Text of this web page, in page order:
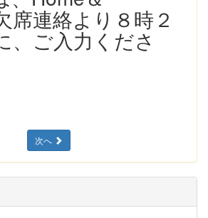
連絡より８時２
、ご入力くださ
次へ